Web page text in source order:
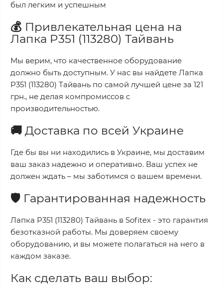
был легким и успешным
💰 Привлекательная цена на
Лапка P351 (113280) Тайвань
Мы верим, что качественное оборудование
должно быть доступным. У нас вы найдете Лапка
P351 (113280) Тайвань по самой лучшей цене за 121
грн., не делая компромиссов с
производительностью.
🚚 Доставка по всей Украине
Где бы вы ни находились в Украине, мы доставим
ваш заказ надежно и оперативно. Ваш успех не
должен ждать – мы заботимся о вашем времени.
🛡️ Гарантированная надежность
Лапка P351 (113280) Тайвань в Sofitex - это гарантия
безотказной работы. Мы доверяем своему
оборудованию, и вы можете полагаться на него в
каждом заказе.
Как сделать ваш выбор: